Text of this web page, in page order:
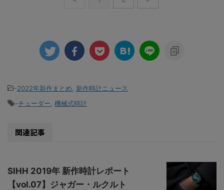
-2022年新作まとめ
新作時計ニュース
-チューダー 機械式時計
関連記事
SIHH 2019年 新作時計レポート
【vol.07】ジャガー・ルクルト